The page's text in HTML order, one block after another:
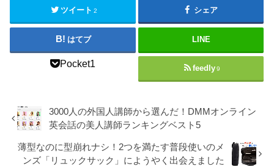
ツイート 2 シェア
はてブ LINE
Pocket1 feedly 9
3000人の外国人講師から選んだ！DMMオンライン
英会話の美人講師ランキングベスト5
薄型なのに型崩れナシ！2つを満たす普段使いのメ
ンズ「リュックサック」にようやく出会えました